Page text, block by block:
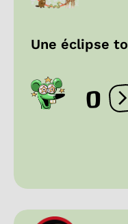
Une éclipse
0